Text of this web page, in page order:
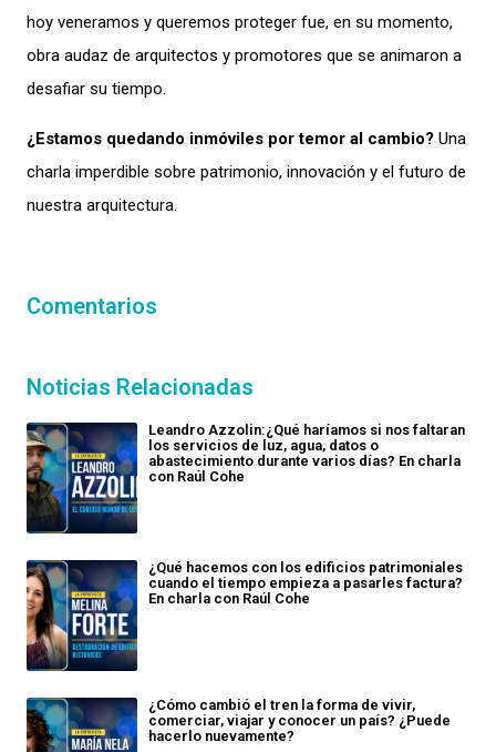
hoy veneramos y queremos proteger fue, en su momento,
obra audaz de arquitectos y promotores que se animaron a
desafiar su tiempo.
¿Estamos quedando inmóviles por temor al cambio? Una
charla imperdible sobre patrimonio, innovación y el futuro de
nuestra arquitectura.
Comentarios
Noticias Relacionadas
Leandro Azzolin:¿Qué haríamos si nos faltaran
los servicios de luz, agua, datos o
abastecimiento durante varios días? En charla
con Raúl Cohe
¿Qué hacemos con los edificios patrimoniales
cuando el tiempo empieza a pasarles factura?
En charla con Raúl Cohe
¿Cómo cambió el tren la forma de vivir,
comerciar, viajar y conocer un país? ¿Puede
hacerlo nuevamente?